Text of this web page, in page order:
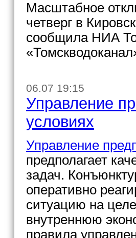
Масштабное
четверг в
сообщила НИА
06.07 19:15
Управление
условиях
Управление
предполагает
задач.
оперативно
ситуацию на
внутреннюю
правила